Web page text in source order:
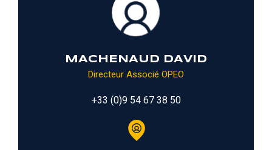
MACHENAUD DAVID
Directeur Associé OPEO
+33 (0)9 54 67 38 50